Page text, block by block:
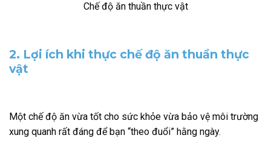
Chế độ ăn thuần thực vật
2. Lợi ích khi thực chế độ ăn thuần thực
vật
Một chế độ ăn vừa tốt cho sức khỏe vừa bảo vệ môi trường
xung quanh rất đáng để bạn “theo đuổi” hằng ngày.